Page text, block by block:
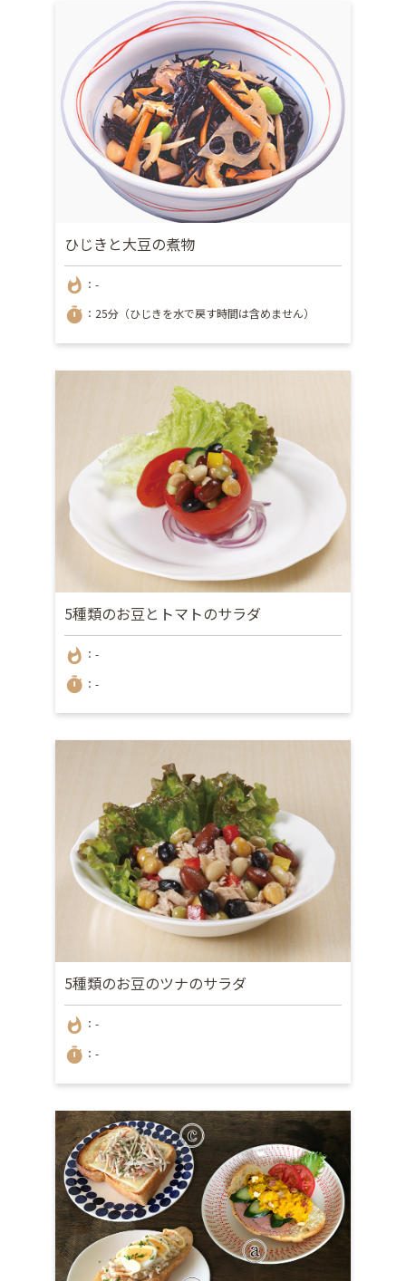
ひじきと大豆の煮物
whatshot ：-
timer ：25分（ひじきを水で戻す時間は含めません）
5種類のお豆とトマトのサラダ
whatshot ：-
timer ：-
5種類のお豆のツナのサラダ
whatshot ：-
timer ：-